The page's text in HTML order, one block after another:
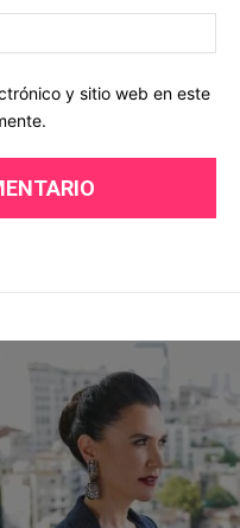
y sitio web en este